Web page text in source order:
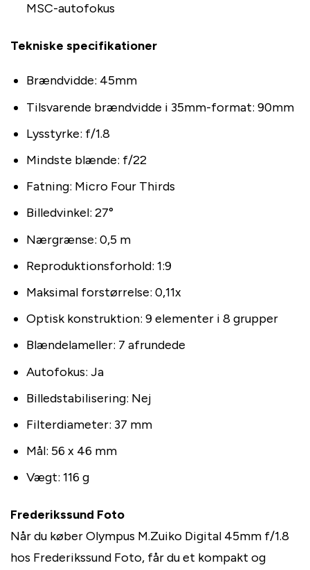
MSC-autofokus
Tekniske specifikationer
Brændvidde: 45mm
Tilsvarende brændvidde i 35mm-format: 90mm
Lysstyrke: f/1.8
Mindste blænde: f/22
Fatning: Micro Four Thirds
Billedvinkel: 27°
Nærgrænse: 0,5 m
Reproduktionsforhold: 1:9
Maksimal forstørrelse: 0,11x
Optisk konstruktion: 9 elementer i 8 grupper
Blændelameller: 7 afrundede
Autofokus: Ja
Billedstabilisering: Nej
Filterdiameter: 37 mm
Mål: 56 x 46 mm
Vægt: 116 g
Frederikssund Foto
Når du køber Olympus M.Zuiko Digital 45mm f/1.8
hos Frederikssund Foto, får du et kompakt og